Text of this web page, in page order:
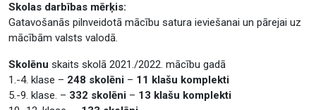
Skolas darbības mērķis:
Gatavošanās pilnveidotā mācību satura ieviešanai un pārejai uz
mācībām valsts valodā.
Skolēnu skaits skolā 2021./2022. mācību gadā
1.-4. klase – 248 skolēni – 11 klašu komplekti
5.-9. klase. – 332 skolēni – 13 klašu komplekti